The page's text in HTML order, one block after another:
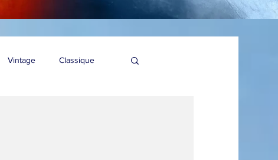
Vintage Classique